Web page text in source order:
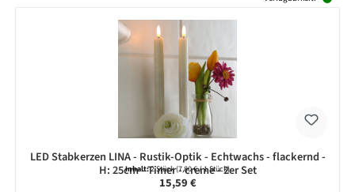
LED Stabkerzen LINA - Rustik-Optik - Echtwachs - flackernd -
H: 25cm - Timer - creme - 2er Set
Inhalt:2 Stück(7,80 € / 1 Stück)
Regulärer Preis:
15,59 €